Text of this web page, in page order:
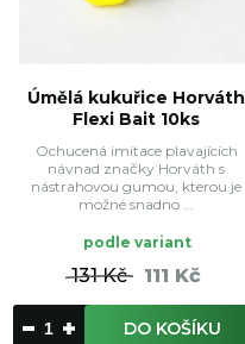
Úmělá kukuřice Horváth
Flexi Bait 10ks
Ochucená imitace plavajících
návnad značky Horváth s
nástrahovou gumou, kterou je
možné snadno ...
podle variant
131 Kč 111 Kč
DO KOŠÍKU